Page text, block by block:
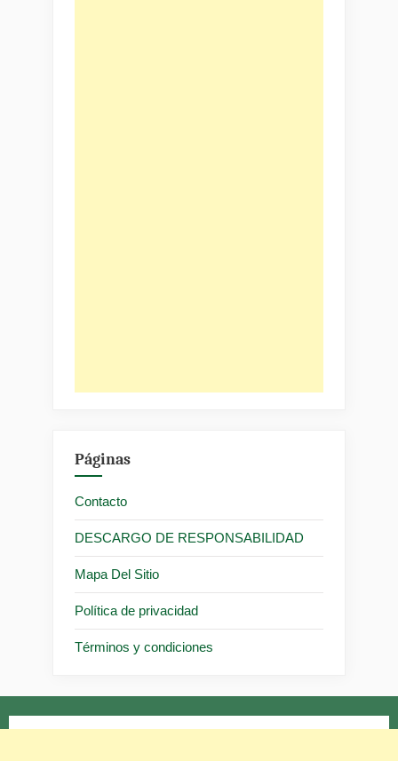
Páginas
Contacto
DESCARGO DE RESPONSABILIDAD
Mapa Del Sitio
Política de privacidad
Términos y condiciones